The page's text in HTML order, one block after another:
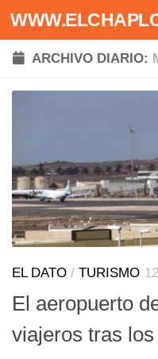
Saltar al contenido
ARCHIVO DIARIO:
EL DATO / TURISMO
El aeropuerto
viajeros tras